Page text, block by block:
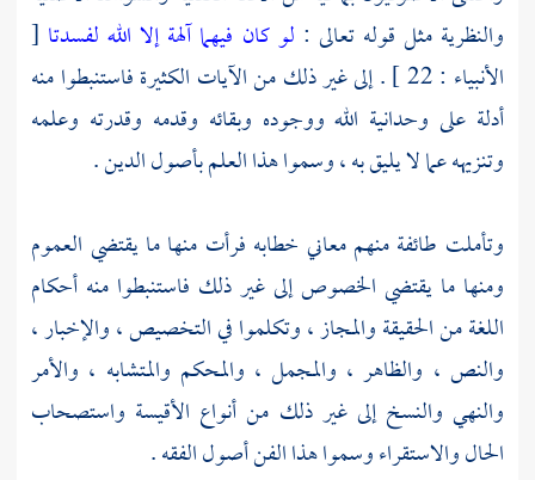
والنظرية مثل قوله تعالى : لو كان فيهما آلهة إلا الله لفسدتا [
الأنبياء : 22 ] . إلى غير ذلك من الآيات الكثيرة فاستنبطوا منه
أدلة على وحدانية الله ووجوده وبقائه وقدمه وقدرته وعلمه
وتنزيهه عما لا يليق به ، وسموا هذا العلم بأصول الدين .
وتأملت طائفة منهم معاني خطابه فرأت منها ما يقتضي العموم
ومنها ما يقتضي الخصوص إلى غير ذلك فاستنبطوا منه أحكام
اللغة من الحقيقة والمجاز ، وتكلموا في التخصيص ، والإخبار ،
والنص ، والظاهر ، والمجمل ، والمحكم والمتشابه ، والأمر
والنهي والنسخ إلى غير ذلك من أنواع الأقيسة واستصحاب
الحال والاستقراء وسموا هذا الفن أصول الفقه .